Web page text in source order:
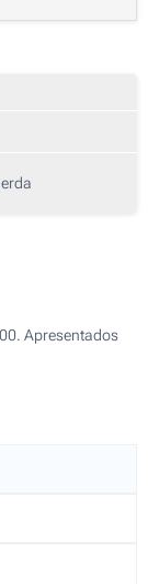
Apresentados